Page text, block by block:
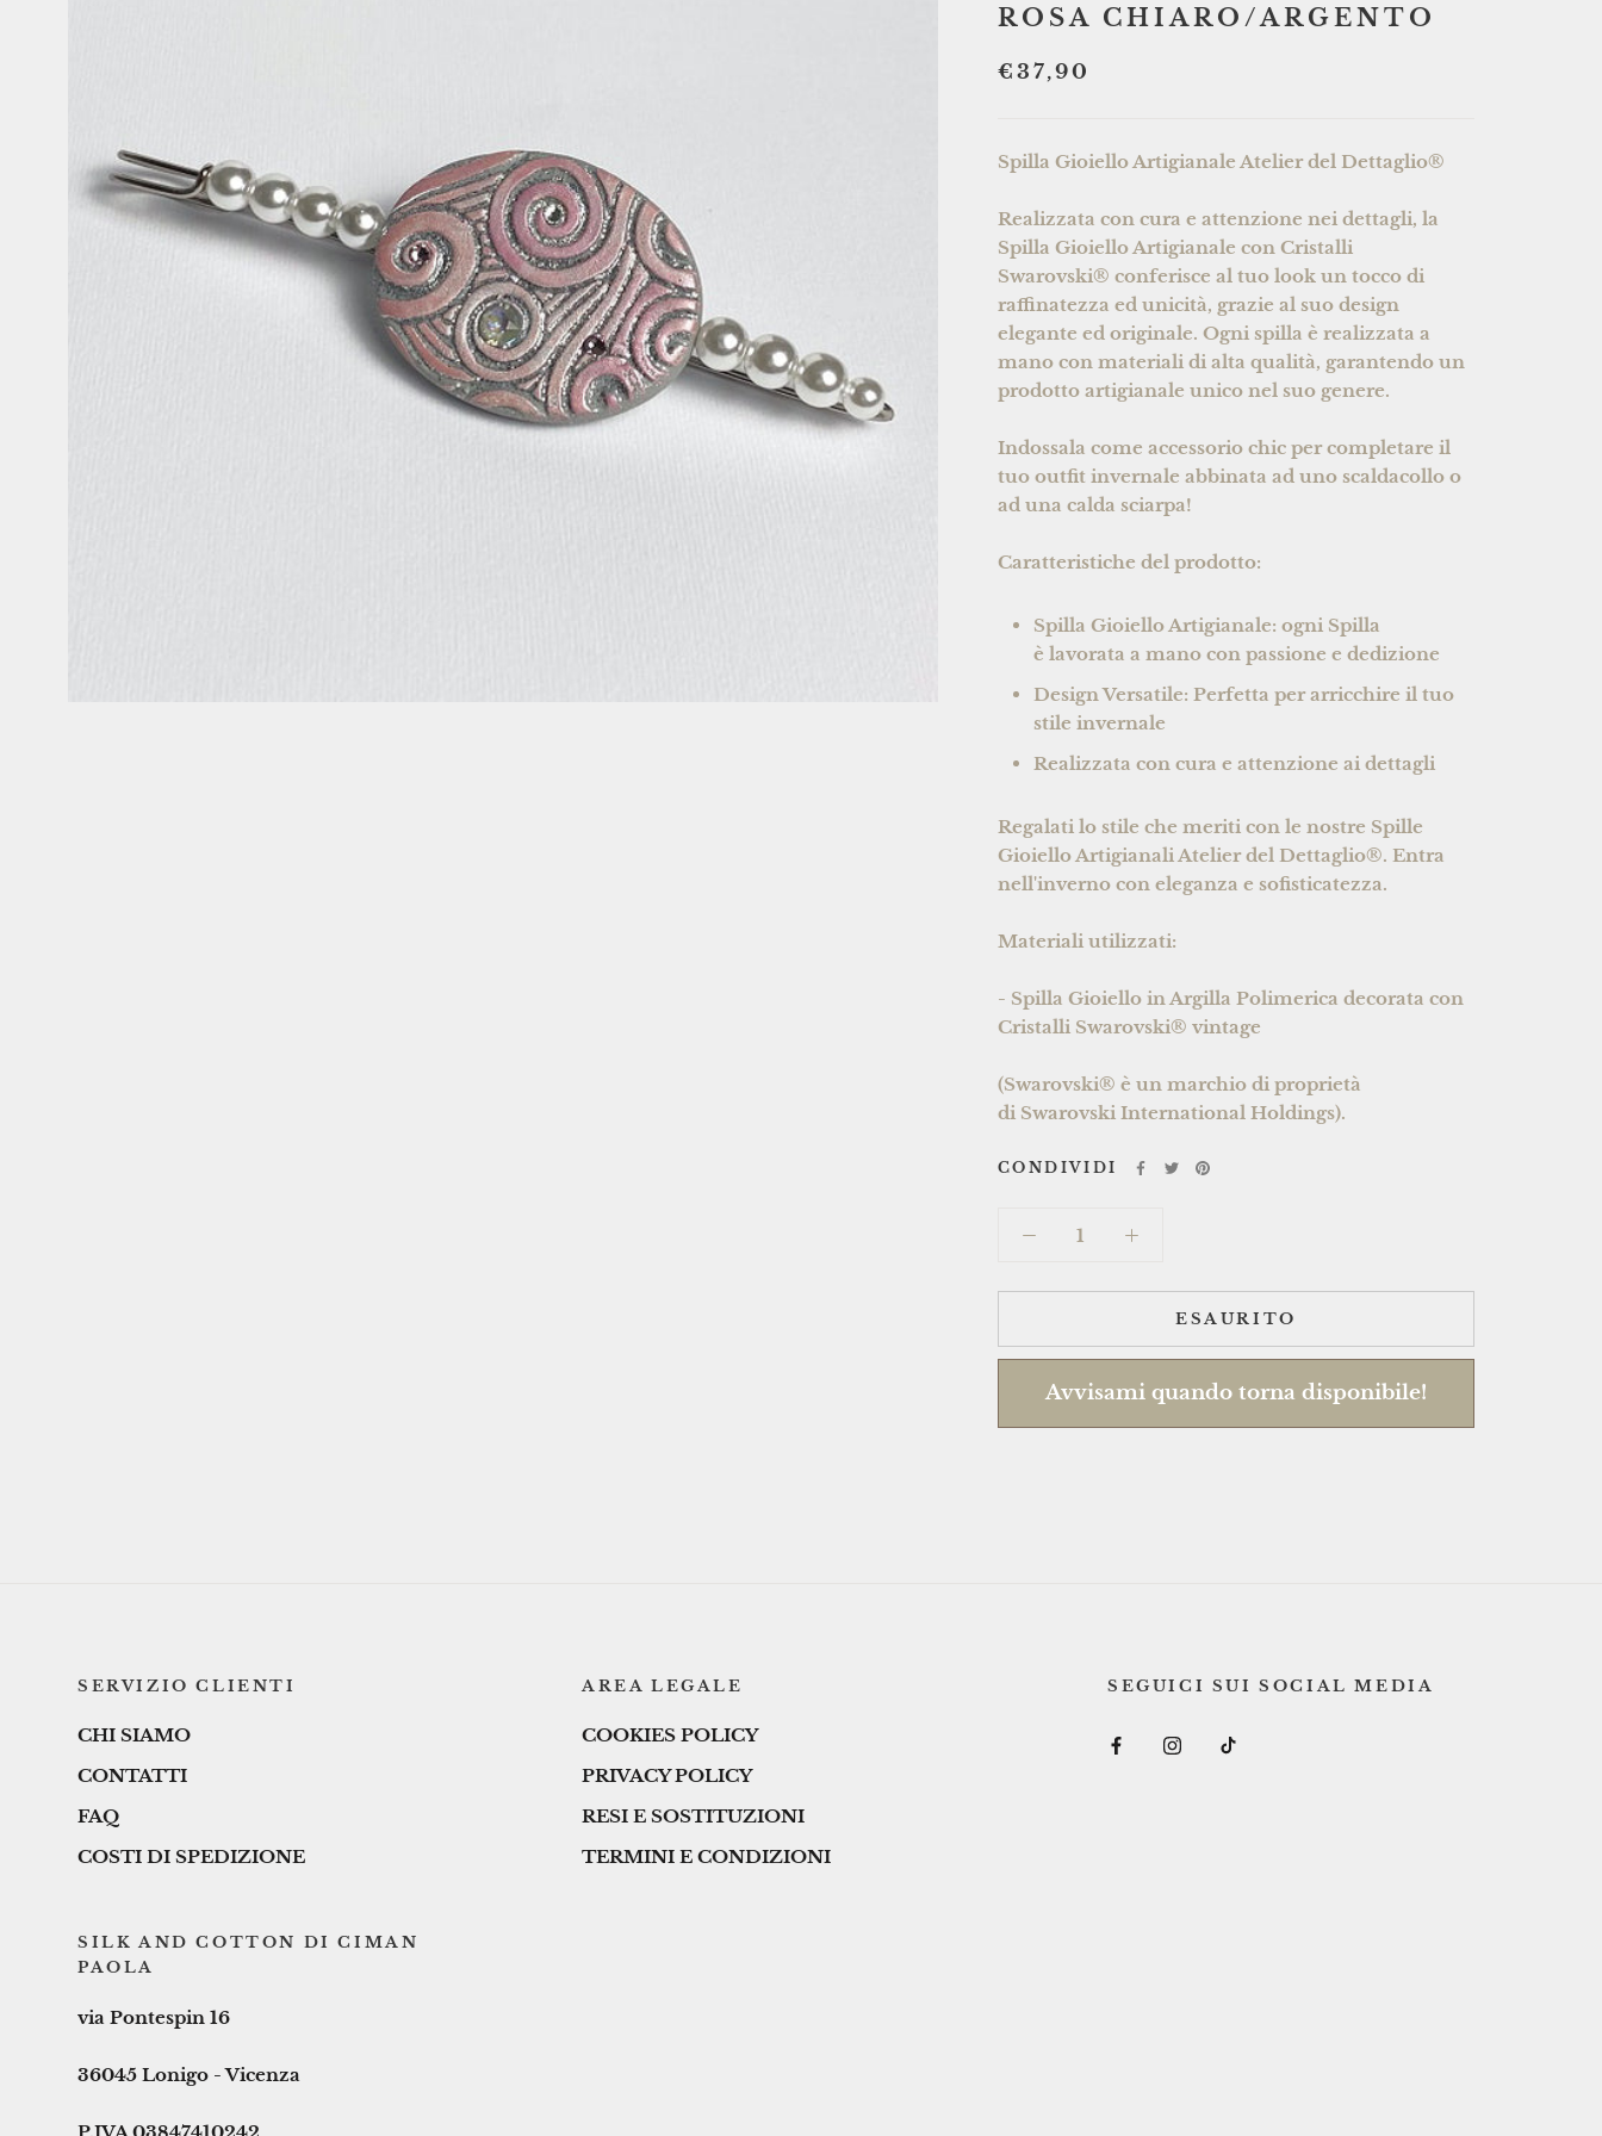
ROSA CHIARO/ARGENTO
€37,90
Spilla Gioiello Artigianale Atelier del Dettaglio®
Realizzata con cura e attenzione nei dettagli, la
Spilla Gioiello Artigianale con Cristalli
Swarovski® conferisce al tuo look un tocco di
raffinatezza ed unicità, grazie al suo design
elegante ed originale. Ogni spilla è realizzata a
mano con materiali di alta qualità, garantendo un
prodotto artigianale unico nel suo genere.
Indossala come accessorio chic per completare il
tuo outfit invernale abbinata ad uno scaldacollo o
ad una calda sciarpa!
Caratteristiche del prodotto:
Spilla Gioiello Artigianale: ogni Spilla
è lavorata a mano con passione e dedizione
Design Versatile: Perfetta per arricchire il tuo
stile invernale
Realizzata con cura e attenzione ai dettagli
Regalati lo stile che meriti con le nostre Spille
Gioiello Artigianali Atelier del Dettaglio®. Entra
nell'inverno con eleganza e sofisticatezza.
Materiali utilizzati:
- Spilla Gioiello in Argilla Polimerica decorata con
Cristalli Swarovski® vintage
(Swarovski® è un marchio di proprietà
di Swarovski International Holdings).
CONDIVIDI
ESAURITO
Avvisami quando torna disponibile!
SERVIZIO CLIENTI
CHI SIAMO
CONTATTI
FAQ
COSTI DI SPEDIZIONE
AREA LEGALE
COOKIES POLICY
PRIVACY POLICY
RESI E SOSTITUZIONI
TERMINI E CONDIZIONI
SEGUICI SUI SOCIAL MEDIA
SILK AND COTTON DI CIMAN
PAOLA
via Pontespin 16
36045 Lonigo - Vicenza